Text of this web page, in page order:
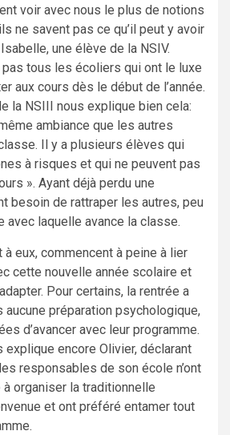
voir avec nous le plus de notions
ne savent pas ce qu’il peut y avoir
une élève de la NSIV.
pas tous les écoliers qui ont le luxe
aux cours dès le début de l’année.
la NSIII nous explique bien cela:
ambiance que les autres
Il y a plusieurs élèves qui
à risques et qui ne peuvent pas
». Ayant déjà perdu une
besoin de rattraper les autres, peu
avec laquelle avance la classe.
à eux, commencent à peine à lier
cette nouvelle année scolaire et
Pour certains, la rentrée a
aucune préparation psychologique,
d’avancer avec leur programme.
explique encore Olivier, déclarant
responsables de son école n’ont
organiser la traditionnelle
et ont préféré entamer tout